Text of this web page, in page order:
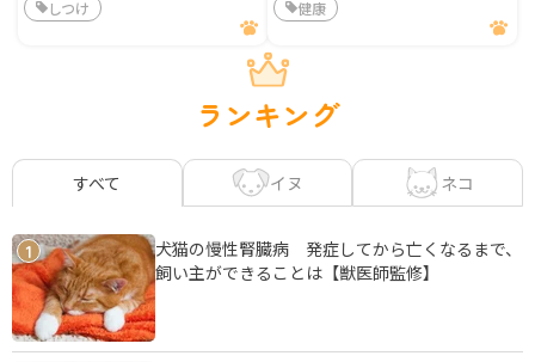
しつけ 健康
ランキング
すべて イヌ ネコ
1
犬猫の慢性腎臓病 発症してから亡くなるまで、
飼い主ができることは【獣医師監修】